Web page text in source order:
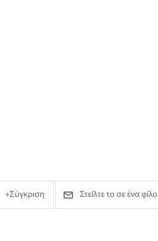
+Σύγκριση Στείλτε το σε ένα φίλο